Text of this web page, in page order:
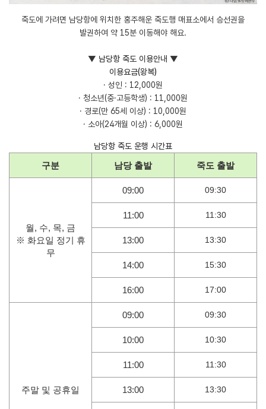
죽도에 가려면 남당항에 위치한 홍주해운 죽도행 매표소에서 승선권을
발권하여 약 15분 이동해야 해요.
▼ 남당항 죽도 이용안내 ▼
이용요금(왕복)
· 성인 : 12,000원
· 청소년(중·고등학생) : 11,000원
· 경로(만 65세 이상) : 10,000원
· 소아(24개월 이상) : 6,000원
​남당항 죽도 운행 시간표
구분 남당 출발 죽도 출발
월, 수, 목, 금
※ 화요일 정기 휴
무
09:00 09:30
11:00 11:30
13:00 13:30
14:00 15:30
16:00 17:00
주말 및 공휴일
09:00 09:30
10:00 10:30
11:00 11:30
13:00 13:30